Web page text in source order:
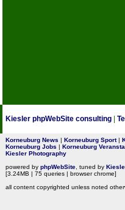
Kiesler phpWebSite consulting
Korneuburg News | Korneuburg Sport|
Korneuburg Jobs | Korneuburg
Kiesler Photography
powered by phpWebSite , tuned by
[3.24MB | 75 queries | browser chrome]
all content copyrighted unless noted